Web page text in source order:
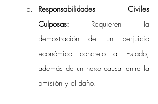
Responsabilidades Civiles
Culposas: Requieren la
demostración de un perjuicio
económico concreto al Estado,
además de un nexo causal entre la
omisión y el daño.